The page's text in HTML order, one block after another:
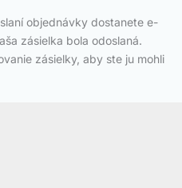
objednávky dostanete e-
zásielka bola odoslaná.
zásielky, aby ste ju mohli